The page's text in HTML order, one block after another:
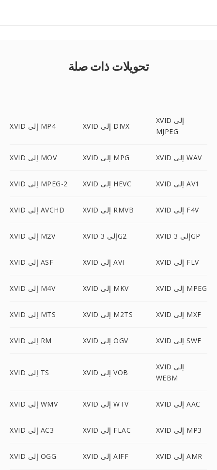
تحويلات ذات صلة
XVID إلى MP4 XVID إلى DIVX
XVID إلى
MJPEG
XVID إلى MOV XVID إلى MPG XVID إلى WAV
XVID إلى MPEG-2 XVID إلى HEVC XVID إلى AV1
XVID إلى AVCHD XVID إلى RMVB XVID إلى F4V
XVID إلى M2V XVID إلى 3G2 XVID إلى 3GP
XVID إلى ASF XVID إلى AVI XVID إلى FLV
XVID إلى M4V XVID إلى MKV XVID إلى MPEG
XVID إلى MTS XVID إلى M2TS XVID إلى MXF
XVID إلى RM XVID إلى OGV XVID إلى SWF
XVID إلى TS XVID إلى VOB
XVID إلى
WEBM
XVID إلى WMV XVID إلى WTV XVID إلى AAC
XVID إلى AC3 XVID إلى FLAC XVID إلى MP3
XVID إلى OGG XVID إلى AIFF XVID إلى AMR